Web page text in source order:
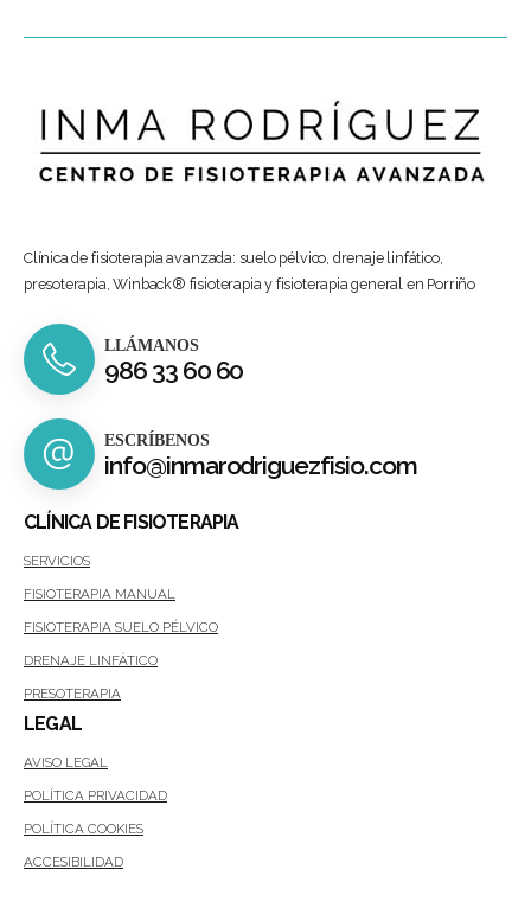
Clínica de fisioterapia avanzada: suelo pélvico, drenaje linfático,
presoterapia, Winback® fisioterapia y fisioterapia general en Porriño
LLÁMANOS
986 33 60 60
ESCRÍBENOS
info@inmarodriguezfisio.com
CLÍNICA DE FISIOTERAPIA
SERVICIOS
FISIOTERAPIA MANUAL
FISIOTERAPIA SUELO PÉLVICO
DRENAJE LINFÁTICO
PRESOTERAPIA
LEGAL
AVISO LEGAL
POLÍTICA PRIVACIDAD
POLÍTICA COOKIES
ACCESIBILIDAD